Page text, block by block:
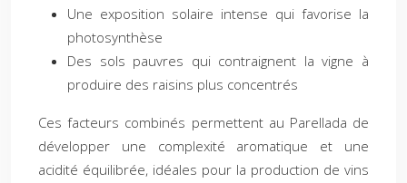
Une exposition solaire intense qui favorise la
photosynthèse
Des sols pauvres qui contraignent la vigne à
produire des raisins plus concentrés
Ces facteurs combinés permettent au Parellada de
développer une complexité aromatique et une
acidité équilibrée, idéales pour la production de vins